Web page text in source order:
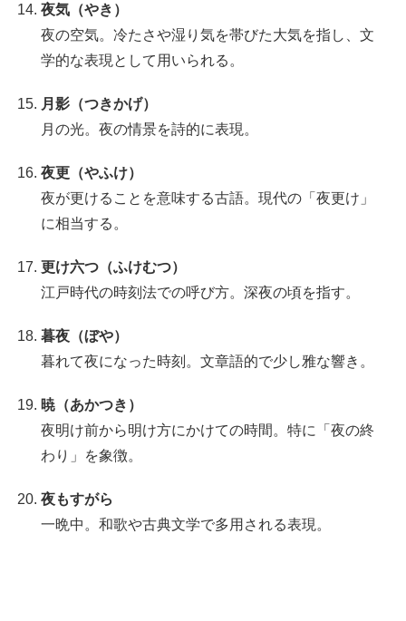
夜気（やき）
夜の空気。冷たさや湿り気を帯びた大気を指し、文
学的な表現として用いられる。
月影（つきかげ）
月の光。夜の情景を詩的に表現。
夜更（やふけ）
夜が更けることを意味する古語。現代の「夜更け」
に相当する。
更け六つ（ふけむつ）
江戸時代の時刻法での呼び方。深夜の頃を指す。
暮夜（ぼや）
暮れて夜になった時刻。文章語的で少し雅な響き。
暁（あかつき）
夜明け前から明け方にかけての時間。特に「夜の終
わり」を象徴。
夜もすがら
一晩中。和歌や古典文学で多用される表現。